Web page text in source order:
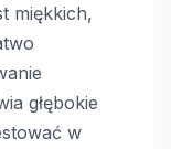
miękkich,
głębokie
w